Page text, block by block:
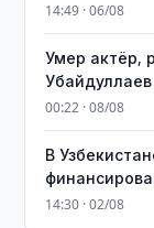
14:49 · 06/08
Умер актёр,
Убайдуллаев
00:22 · 08/08
В
14:30 · 02/08